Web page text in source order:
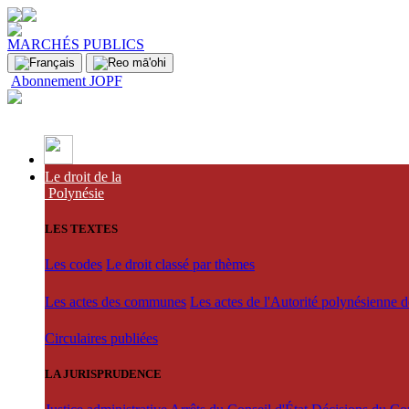
MARCHÉS PUBLICS
Abonnement JOPF
Le droit de la
Polynésie
LES TEXTES
Les codes Le droit classé par thèmes
Les actes des communes Les actes de l'Autorité polynésienne
Circulaires publiées
LA JURISPRUDENCE